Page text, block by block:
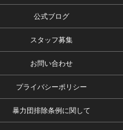
公式ブログ
スタッフ募集
お問い合わせ
プライバシーポリシー
暴力団排除条例に関して